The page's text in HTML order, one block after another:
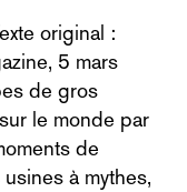
5 mars
de gros
le monde par
de
à mythes,